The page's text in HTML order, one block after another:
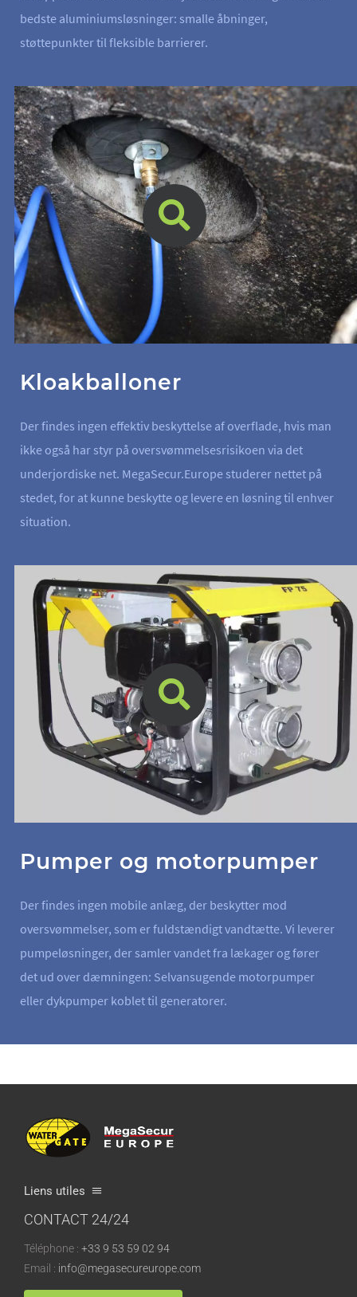
bedste aluminiumsløsninger: smalle åbninger,
støttepunkter til fleksible barrierer.
Kloakballoner
Der findes ingen effektiv beskyttelse af overflade, hvis man
ikke også har styr på oversvømmelsesrisikoen via det
underjordiske net. MegaSecur.Europe studerer nettet på
stedet, for at kunne beskytte og levere en løsning til enhver
situation.
Pumper og motorpumper
Der findes ingen mobile anlæg, der beskytter mod
oversvømmelser, som er fuldstændigt vandtætte. Vi leverer
pumpeløsninger, der samler vandet fra lækager og fører
det ud over dæmningen: Selvansugende motorpumper
eller dykpumper koblet til generatorer.
Liens utiles
Hvem er vi?
Vores fabrik
CONTACT 24/24
Téléphone : +33 9 53 59 02 94
Email : info@megasecureurope.com